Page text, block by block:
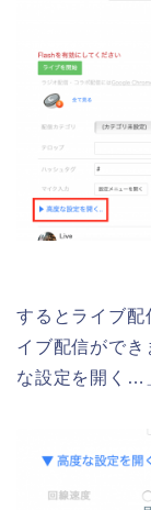
するとライブ配
イブ配信がで
な設定を開く…